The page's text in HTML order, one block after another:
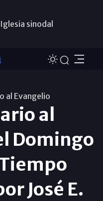
sinodal
al Evangelio
al
Domingo
José E.